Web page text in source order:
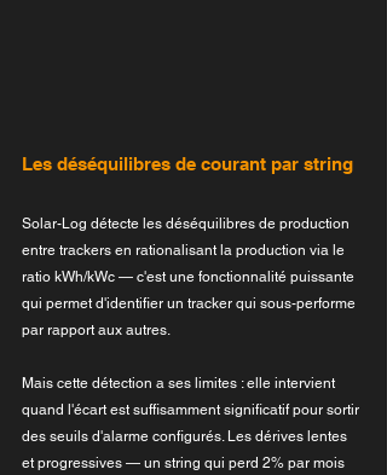
Les déséquilibres de courant par string
Solar-Log détecte les déséquilibres de production
entre trackers en rationalisant la production via le
ratio kWh/kWc — c'est une fonctionnalité puissante
qui permet d'identifier un tracker qui sous-performe
par rapport aux autres.
Mais cette détection a ses limites : elle intervient
quand l'écart est suffisamment significatif pour sortir
des seuils d'alarme configurés. Les dérives lentes
et progressives — un string qui perd 2% par mois